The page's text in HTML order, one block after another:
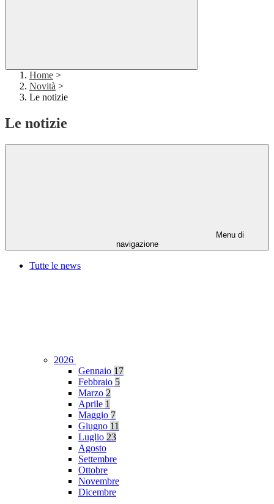
Home >
Novità >
Le notizie
Le notizie
Menu di
navigazione
Tutte le news
2026
Gennaio 17
Febbraio 5
Marzo 2
Aprile 1
Maggio 7
Giugno 11
Luglio 23
Agosto
Settembre
Ottobre
Novembre
Dicembre